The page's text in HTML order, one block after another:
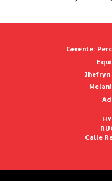
Gerente:
Jhefryn
Calle